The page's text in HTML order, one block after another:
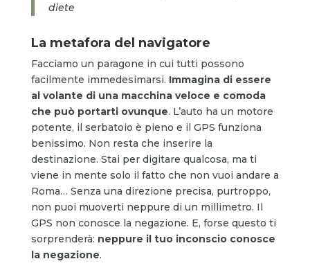
diete
La metafora del navigatore
Facciamo un paragone in cui tutti possono
facilmente immedesimarsi. Immagina di essere
al volante di una macchina veloce e comoda
che può portarti ovunque. L’auto ha un motore
potente, il serbatoio è pieno e il GPS funziona
benissimo. Non resta che inserire la
destinazione. Stai per digitare qualcosa, ma ti
viene in mente solo il fatto che non vuoi andare a
Roma… Senza una direzione precisa, purtroppo,
non puoi muoverti neppure di un millimetro. Il
GPS non conosce la negazione. E, forse questo ti
sorprenderà: neppure il tuo inconscio conosce
la negazione.